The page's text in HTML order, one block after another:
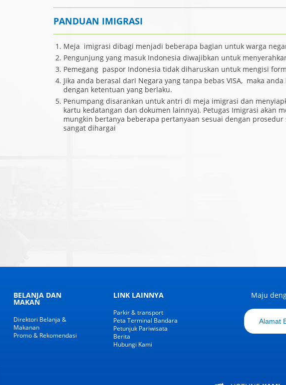
PANDUAN IMIGRASI
Meja imigrasi dibagi menjadi beberapa bagian untuk warga
Pengunjung yang masuk Indonesia diwajibkan untuk
Pemegang paspor Indonesia tidak diharuskan untuk mengisi
Jika anda berasal dari Negara yang tanpa bebas VISA, maka
dengan ketentuan yang berlaku.
Penumpang disarankan untuk antri di meja imigrasi dan
kartu kedatangan dan dokumen lainnya). Petugas Imigrasi akan
mungkin bertanya beberapa pertanyaan sesuai dengan prosedur
sangat dihargai
BELANJA DAN
MAKAN
Direktori Belanja &
Makanan
Promo & Rekomendasi
LINK LAINNYA
Parkir & transport
Peta Terminal Bandara
Petunjuk Pariwisata
Berita
Hubungi Kami
Maju